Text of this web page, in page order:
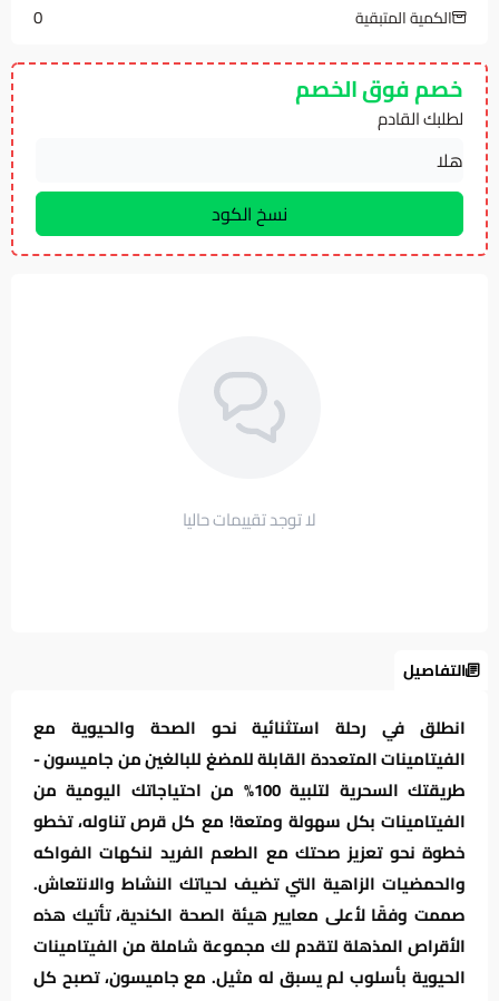
الكمية المتبقية 0
خصم فوق الخصم
لطلبك القادم
لا توجد تقييمات حاليا
التفاصيل
انطلق في رحلة استثنائية نحو الصحة والحيوية مع
الفيتامينات المتعددة القابلة للمضغ للبالغين من جاميسون -
طريقتك السحرية لتلبية 100% من احتياجاتك اليومية من
الفيتامينات بكل سهولة ومتعة! مع كل قرص تناوله، تخطو
خطوة نحو تعزيز صحتك مع الطعم الفريد لنكهات الفواكه
والحمضيات الزاهية التي تضيف لحياتك النشاط والانتعاش.
صممت وفقًا لأعلى معايير هيئة الصحة الكندية، تأتيك هذه
الأقراص المذهلة لتقدم لك مجموعة شاملة من الفيتامينات
الحيوية بأسلوب لم يسبق له مثيل. مع جاميسون، تصبح كل